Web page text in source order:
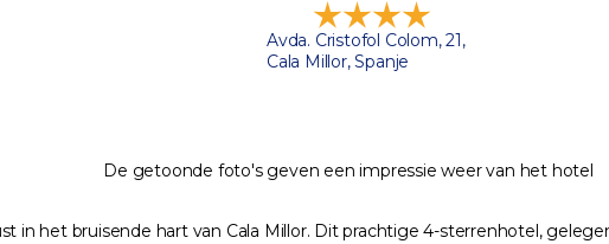
Avda. Cristofol Colom, 21,
Cala Millor, Spanje
De getoonde foto's geven een impressie weer van het hotel
in het bruisende hart van Cala Millor. Dit prachtige 4-sterrenhotel,